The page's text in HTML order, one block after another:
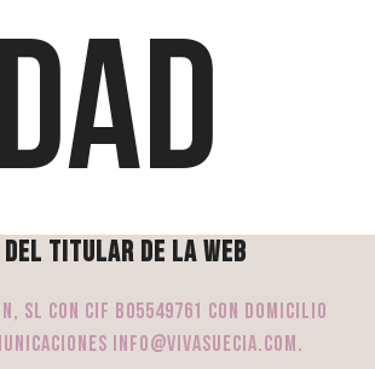
del titular de la web
SL con CIF B05549761 con domicilio
info@vivasuecia.com.